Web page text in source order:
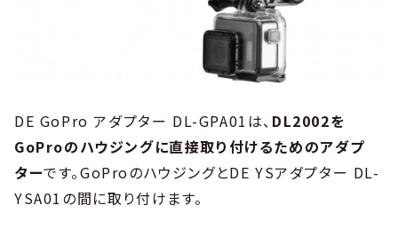
DE GoPro アダプター DL-GPA01は、 DL2002を
GoProのハウジングに直接取り付けるためのアダプ
ターです。GoProのハウジングとDE YSアダプター DL-
YSA01の間に取り付けます。